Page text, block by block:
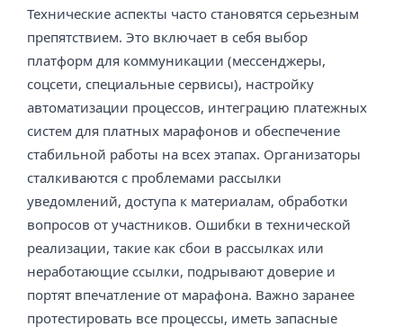
Технические аспекты часто становятся серьезным
препятствием. Это включает в себя выбор
платформ для коммуникации (мессенджеры,
соцсети, специальные сервисы), настройку
автоматизации процессов, интеграцию платежных
систем для платных марафонов и обеспечение
стабильной работы на всех этапах. Организаторы
сталкиваются с проблемами рассылки
уведомлений, доступа к материалам, обработки
вопросов от участников. Ошибки в технической
реализации, такие как сбои в рассылках или
неработающие ссылки, подрывают доверие и
портят впечатление от марафона. Важно заранее
протестировать все процессы, иметь запасные